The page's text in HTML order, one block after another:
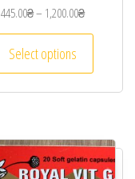
445.00₴– 1,200.00₴
Select options